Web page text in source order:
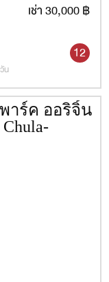
เช่า 30,000 ฿
12
น
าร์ค ออริจิ้น